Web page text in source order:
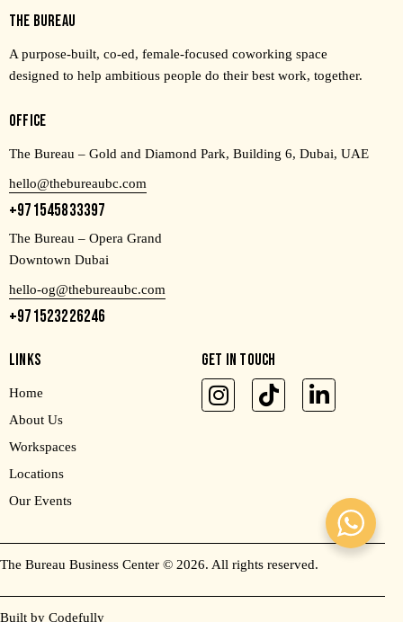
THE BUREAU
A purpose-built, co-ed, female-focused coworking space
designed to help ambitious people do their best work, together.
OFFICE
The Bureau – Gold and Diamond Park, Building 6, Dubai, UAE
hello@thebureaubc.com
+971545833397
The Bureau – Opera Grand
Downtown Dubai
hello-og@thebureaubc.com
+971523226246
LINKS
Home
About Us
Workspaces
Locations
Our Events
GET IN TOUCH
The Bureau Business Center © 2026. All rights reserved.
Built by Codefully